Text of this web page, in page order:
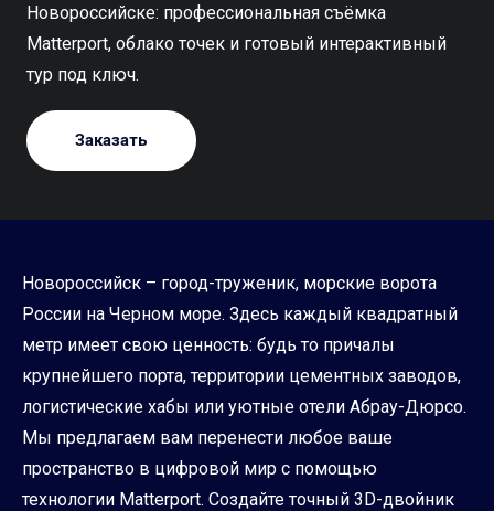
Новороссийске: профессиональная съёмка
Matterport, облако точек и готовый интерактивный
тур под ключ.
Заказать
Новороссийск – город-труженик, морские ворота
России на Черном море. Здесь каждый квадратный
метр имеет свою ценность: будь то причалы
крупнейшего порта, территории цементных заводов,
логистические хабы или уютные отели Абрау-Дюрсо.
Мы предлагаем вам перенести любое ваше
пространство в цифровой мир с помощью
технологии Matterport. Создайте точный 3D-двойник